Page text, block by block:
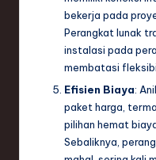
bekerja pada
Perangkat lunak
instalasi pada
membatasi
Efisien Biaya:
paket harga,
pilihan hemat
Sebaliknya,